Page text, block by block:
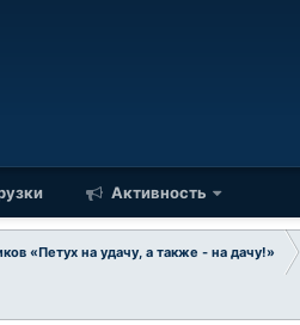
Активность
«Петух на удачу, а также - на дачу!»